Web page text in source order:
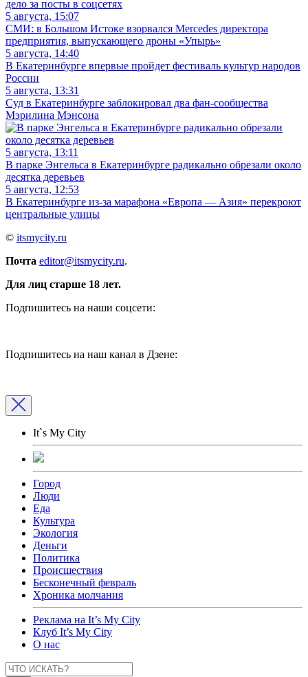
дело за посты в соцсетях
5 августа, 15:07
СМИ: в Большом Истоке взорвался Mercedes директора
предприятия, выпускающего дроны «Упырь»
5 августа, 14:40
В Екатеринбурге впервые пройдет фестиваль культур народов
России
5 августа, 13:31
Суд в Екатеринбурге заблокировал два фан-сообщества
Мэрилина Мэнсона
5 августа, 13:11
В парке Энгельса в Екатеринбурге радикально обрезали около
десятка деревьев
5 августа, 12:53
В Екатеринбурге из-за марафона «Европа — Азия» перекроют
центральные улицы
© itsmycity.ru
Почта editor@itsmycity.ru.
Для лиц старше 18 лет.
Подпишитесь на наши соцсети:
Подпишитесь на наш канал в Дзене:
It`s My City
Город
Люди
Еда
Культура
Экология
Деньги
Политика
Происшествия
Бесконечный февраль
Хроника молчания
Реклама на It’s My City
Клуб It’s My City
О нас